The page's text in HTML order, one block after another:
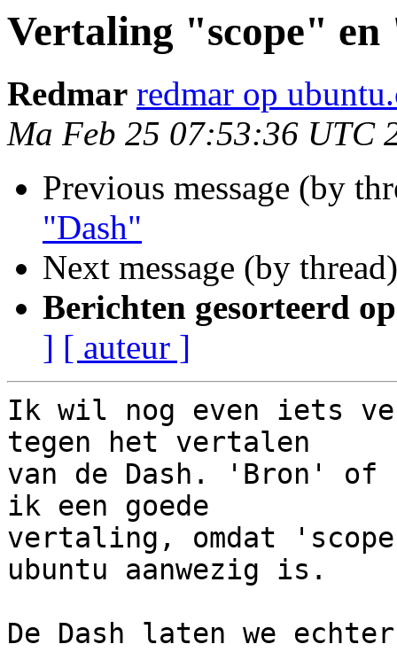
Vertaling "scope"
Redmar redmar op
Ma Feb 25 07:53:36 UTC
Previous message (by
"Dash"
Next message (by
Berichten gesorteerd
] [ auteur ]
Ik wil nog even iets
tegen het vertalen
van de Dash. 'Bron' of
ik een goede
vertaling, omdat
ubuntu aanwezig is.
De Dash laten we